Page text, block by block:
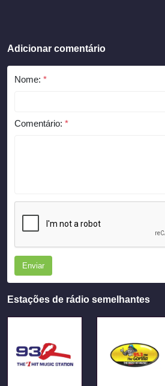
Adicionar comentário
Nome: *
Comentário: *
Enviar
Estações de rádio semelhantes